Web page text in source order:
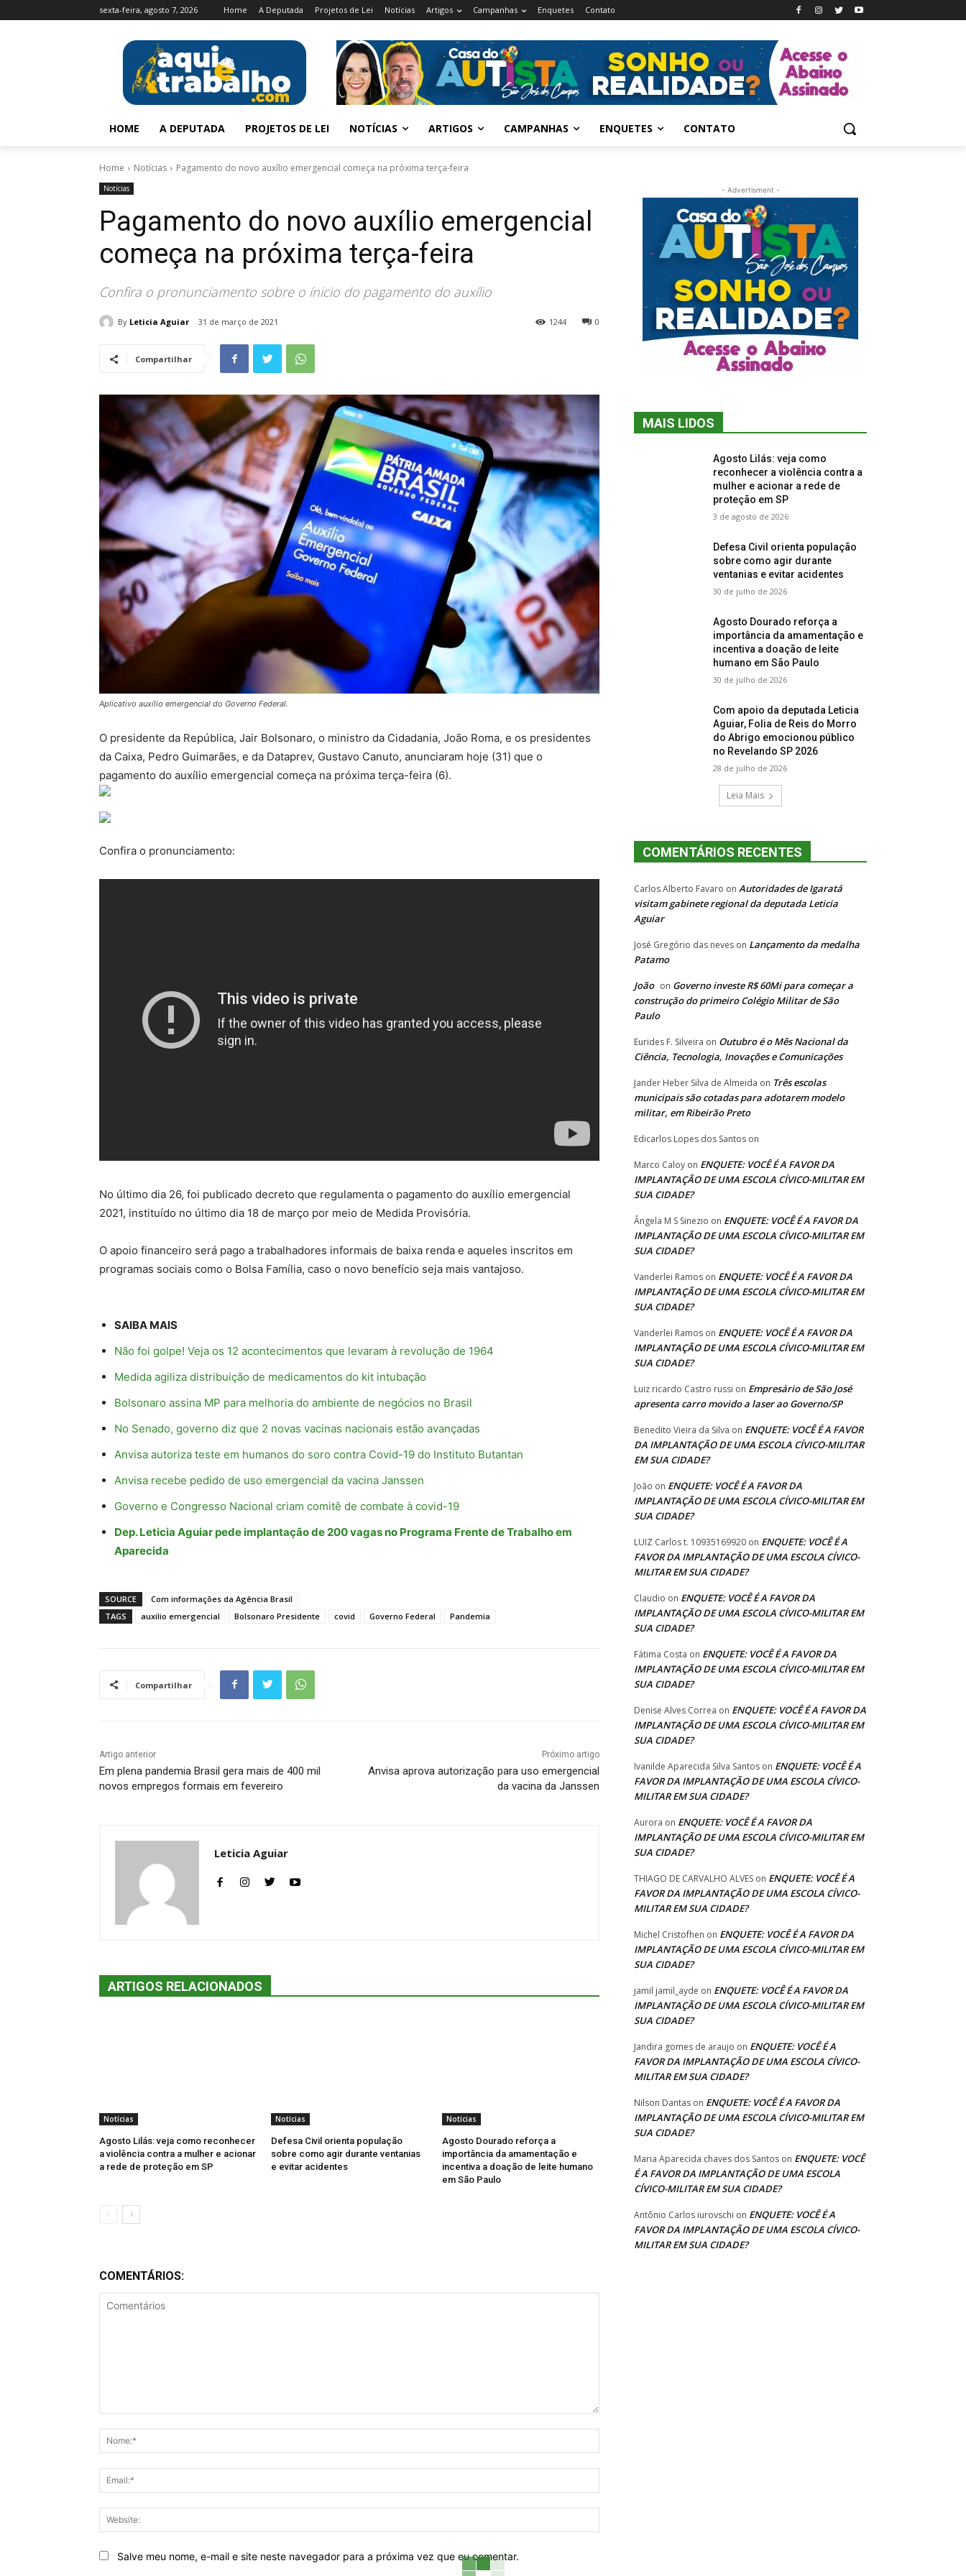
sexta-feira, agosto 7, 2026 Home A Deputada Projetos de Lei Notícias Artigos Campanhas Enquetes Contato
HOME A DEPUTADA PROJETOS DE LEI NOTÍCIAS ARTIGOS CAMPANHAS ENQUETES CONTATO
Home Notícias Pagamento do novo auxílio emergencial começa na próxima terça-feira
Notícias
Pagamento do novo auxílio emergencial
começa na próxima terça-feira
Confira o pronunciamento sobre o ínicio do pagamento do auxílio
By Leticia Aguiar 31 de março de 2021 0
1244
Compartilhar
Aplicativo auxílio emergencial do Governo Federal.
O presidente da República, Jair Bolsonaro, o ministro da Cidadania, João Roma, e os presidentes
da Caixa, Pedro Guimarães, e da Dataprev, Gustavo Canuto, anunciaram hoje (31) que o
pagamento do auxílio emergencial começa na próxima terça-feira (6).
Confira o pronunciamento:
No último dia 26, foi publicado decreto que regulamenta o pagamento do auxílio emergencial
2021, instituído no último dia 18 de março por meio de Medida Provisória.
O apoio financeiro será pago a trabalhadores informais de baixa renda e aqueles inscritos em
programas sociais como o Bolsa Família, caso o novo benefício seja mais vantajoso.
SAIBA MAIS
Não foi golpe! Veja os 12 acontecimentos que levaram à revolução de 1964
Medida agiliza distribuição de medicamentos do kit intubação
Bolsonaro assina MP para melhoria do ambiente de negócios no Brasil
No Senado, governo diz que 2 novas vacinas nacionais estão avançadas
Anvisa autoriza teste em humanos do soro contra Covid-19 do Instituto Butantan
Anvisa recebe pedido de uso emergencial da vacina Janssen
Governo e Congresso Nacional criam comitê de combate à covid-19
Dep. Leticia Aguiar pede implantação de 200 vagas no Programa Frente de Trabalho em
Aparecida
SOURCE
Com informações da Agência Brasil
TAGS
auxilio emergencial Bolsonaro Presidente covid Governo Federal Pandemia
Compartilhar
Artigo anterior
Em plena pandemia Brasil gera mais de 400 mil
novos empregos formais em fevereiro
Próximo artigo
Anvisa aprova autorização para uso emergencial
da vacina da Janssen
Leticia Aguiar
ARTIGOS RELACIONADOS
Notícias
Agosto Lilás: veja como reconhecer
a violência contra a mulher e acionar
a rede de proteção em SP
Notícias
Defesa Civil orienta população
sobre como agir durante ventanias
e evitar acidentes
Notícias
Agosto Dourado reforça a
importância da amamentação e
incentiva a doação de leite humano
em São Paulo
COMENTÁRIOS:
Salve meu nome, e-mail e site neste navegador para a próxima vez que eu comentar.
- Advertisment -
MAIS LIDOS
Agosto Lilás: veja como
reconhecer a violência contra a
mulher e acionar a rede de
proteção em SP
3 de agosto de 2026
Defesa Civil orienta população
sobre como agir durante
ventanias e evitar acidentes
30 de julho de 2026
Agosto Dourado reforça a
importância da amamentação e
incentiva a doação de leite
humano em São Paulo
30 de julho de 2026
Com apoio da deputada Leticia
Aguiar, Folia de Reis do Morro
do Abrigo emocionou público
no Revelando SP 2026
28 de julho de 2026
Leia Mais
COMENTÁRIOS RECENTES
Carlos Alberto Favaro on Autoridades de Igaratá
visitam gabinete regional da deputada Leticia
Aguiar
José Gregório das neves on Lançamento da medalha
Patamo
João on Governo investe R$ 60Mi para começar a
construção do primeiro Colégio Militar de São
Paulo
Eurides F. Silveira on Outubro é o Mês Nacional da
Ciência, Tecnologia, Inovações e Comunicações
Jander Heber Silva de Almeida on Três escolas
municipais são cotadas para adotarem modelo
militar, em Ribeirão Preto
Edicarlos Lopes dos Santos on
Marco Caloy on ENQUETE: VOCÊ É A FAVOR DA
IMPLANTAÇÃO DE UMA ESCOLA CÍVICO-MILITAR EM
SUA CIDADE?
Ângela M S Sinezio on ENQUETE: VOCÊ É A FAVOR DA
IMPLANTAÇÃO DE UMA ESCOLA CÍVICO-MILITAR EM
SUA CIDADE?
Vanderlei Ramos on ENQUETE: VOCÊ É A FAVOR DA
IMPLANTAÇÃO DE UMA ESCOLA CÍVICO-MILITAR EM
SUA CIDADE?
Vanderlei Ramos on ENQUETE: VOCÊ É A FAVOR DA
IMPLANTAÇÃO DE UMA ESCOLA CÍVICO-MILITAR EM
SUA CIDADE?
Luiz ricardo Castro russi on Empresário de São José
apresenta carro movido a laser ao Governo/SP
Benedito Vieira da Silva on ENQUETE: VOCÊ É A FAVOR
DA IMPLANTAÇÃO DE UMA ESCOLA CÍVICO-MILITAR
EM SUA CIDADE?
João on ENQUETE: VOCÊ É A FAVOR DA
IMPLANTAÇÃO DE UMA ESCOLA CÍVICO-MILITAR EM
SUA CIDADE?
LUIZ Carlos t. 10935169920 on ENQUETE: VOCÊ É A
FAVOR DA IMPLANTAÇÃO DE UMA ESCOLA CÍVICO-
MILITAR EM SUA CIDADE?
Claudio on ENQUETE: VOCÊ É A FAVOR DA
IMPLANTAÇÃO DE UMA ESCOLA CÍVICO-MILITAR EM
SUA CIDADE?
Fátima Costa on ENQUETE: VOCÊ É A FAVOR DA
IMPLANTAÇÃO DE UMA ESCOLA CÍVICO-MILITAR EM
SUA CIDADE?
Denise Alves Correa on ENQUETE: VOCÊ É A FAVOR DA
IMPLANTAÇÃO DE UMA ESCOLA CÍVICO-MILITAR EM
SUA CIDADE?
Ivanilde Aparecida Silva Santos on ENQUETE: VOCÊ É A
FAVOR DA IMPLANTAÇÃO DE UMA ESCOLA CÍVICO-
MILITAR EM SUA CIDADE?
Aurora on ENQUETE: VOCÊ É A FAVOR DA
IMPLANTAÇÃO DE UMA ESCOLA CÍVICO-MILITAR EM
SUA CIDADE?
THIAGO DE CARVALHO ALVES on ENQUETE: VOCÊ É A
FAVOR DA IMPLANTAÇÃO DE UMA ESCOLA CÍVICO-
MILITAR EM SUA CIDADE?
Michel Cristofhen on ENQUETE: VOCÊ É A FAVOR DA
IMPLANTAÇÃO DE UMA ESCOLA CÍVICO-MILITAR EM
SUA CIDADE?
jamil jamil_ayde on ENQUETE: VOCÊ É A FAVOR DA
IMPLANTAÇÃO DE UMA ESCOLA CÍVICO-MILITAR EM
SUA CIDADE?
Jandira gomes de araujo on ENQUETE: VOCÊ É A
FAVOR DA IMPLANTAÇÃO DE UMA ESCOLA CÍVICO-
MILITAR EM SUA CIDADE?
Nilson Dantas on ENQUETE: VOCÊ É A FAVOR DA
IMPLANTAÇÃO DE UMA ESCOLA CÍVICO-MILITAR EM
SUA CIDADE?
Maria Aparecida chaves dos Santos on ENQUETE: VOCÊ
É A FAVOR DA IMPLANTAÇÃO DE UMA ESCOLA
CÍVICO-MILITAR EM SUA CIDADE?
Antônio Carlos iurovschi on ENQUETE: VOCÊ É A
FAVOR DA IMPLANTAÇÃO DE UMA ESCOLA CÍVICO-
MILITAR EM SUA CIDADE?